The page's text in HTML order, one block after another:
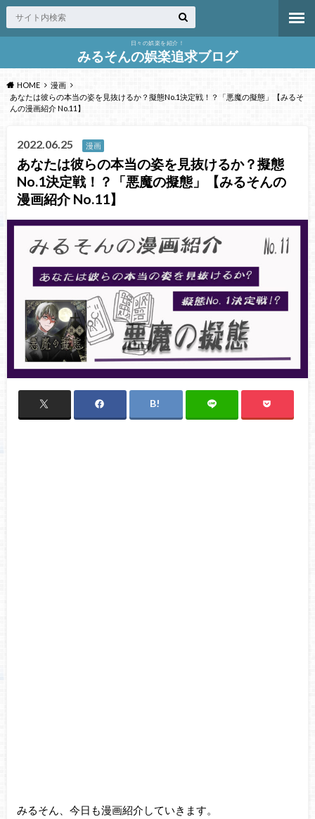
日々の娯楽を紹介！
みるそんの娯楽追求ブログ
HOME
漫画
あなたは彼らの本当の姿を見抜けるか？擬態No.1決定戦！？「悪魔の擬態」【みるそ
んの漫画紹介 No.11】
2022.06.25 漫画
あなたは彼らの本当の姿を見抜けるか？擬態
No.1決定戦！？「悪魔の擬態」【みるそんの
漫画紹介 No.11】
みるそん、今日も漫画紹介していきます。